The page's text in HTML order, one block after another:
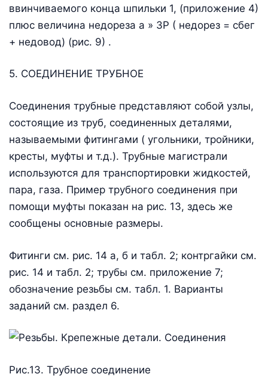
ввинчиваемого конца шпильки 1, (приложение 4)
плюс величина недореза а » 3Р ( недорез = сбег
+ недовод) (рис. 9) .
5. СОЕДИНЕНИЕ ТРУБНОЕ
Соединения трубные представляют собой узлы,
состоящие из труб, соединенных деталями,
называемыми фитингами ( угольники, тройники,
кресты, муфты и т.д.). Трубные магистрали
используются для транспортировки жидкостей,
пара, газа. Пример трубного соединения при
помощи муфты показан на рис. 13, здесь же
сообщены основные размеры.
Фитинги см. рис. 14 а, б и табл. 2; контргайки см.
рис. 14 и табл. 2; трубы см. приложение 7;
обозначение резьбы см. табл. 1. Варианты
заданий см. раздел 6.
Рис.13. Трубное соединение